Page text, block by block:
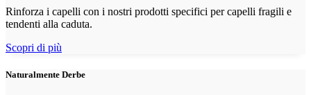
Rinforza i capelli con i nostri prodotti specifici per capelli fragili e
tendenti alla caduta.
Scopri di più
Naturalmente Derbe